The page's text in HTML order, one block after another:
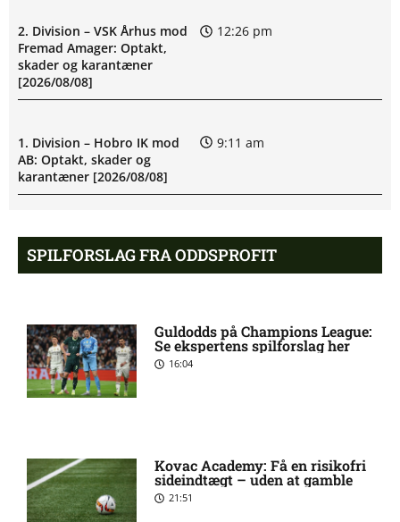
2. Division – VSK Århus mod
Fremad Amager: Optakt,
skader og karantæner
[2026/08/08]
12:26 pm
1. Division – Hobro IK mod
AB: Optakt, skader og
karantæner [2026/08/08]
9:11 am
1. Division – Aarhus Fremad
mod HB Køge: Optakt,
forventede opstillinger,
5:46 am
Atlético forbereder bud på
Tottenham-anfører
målmand til Spanien
SPILFORSLAG FRA ODDSPROFIT
Guldodds på Champions League:
Se ekspertens spilforslag her
16:04
Kovac Academy: Få en risikofri
sideindtægt – uden at gamble
21:51